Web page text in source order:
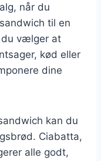
når du
til en
du vælger at
kød eller
dine
kan du
Ciabatta,
alle godt,